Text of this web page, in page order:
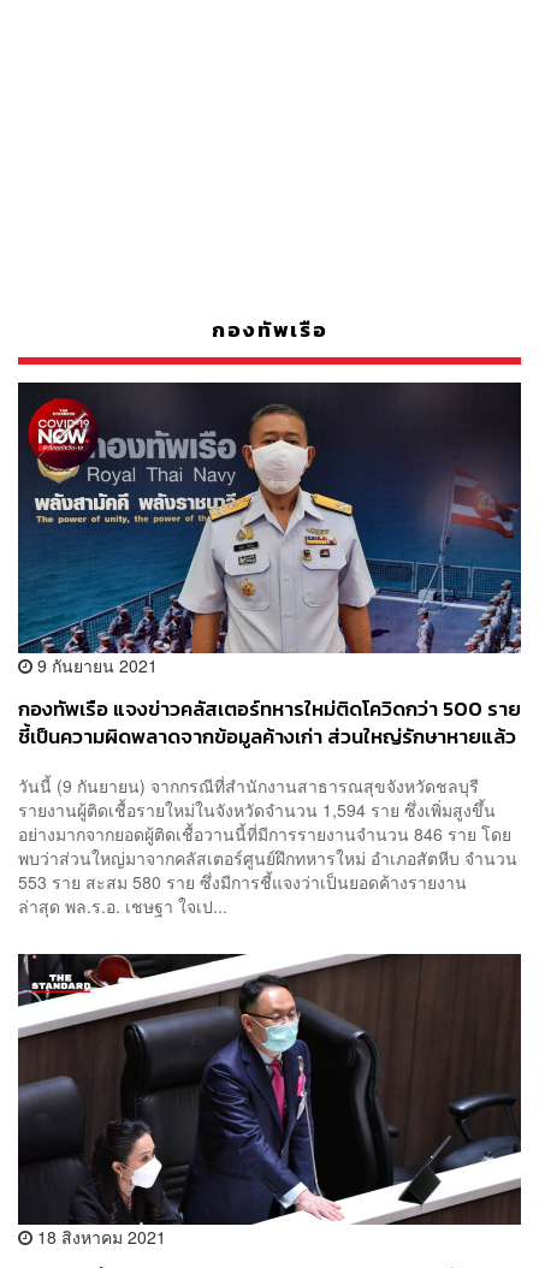
กองทัพเรือ
9 กันยายน 2021
กองทัพเรือ แจงข่าวคลัสเตอร์ทหารใหม่ติดโควิดกว่า 500 ราย
ชี้เป็นความผิดพลาดจากข้อมูลค้างเก่า ส่วนใหญ่รักษาหายแล้ว
วันนี้ (9 กันยายน) จากกรณีที่สำนักงานสาธารณสุขจังหวัดชลบุรี
รายงานผู้ติดเชื้อรายใหม่ในจังหวัดจำนวน 1,594 ราย ซึ่งเพิ่มสูงขึ้น
อย่างมากจากยอดผู้ติดเชื้อวานนี้ที่มีการรายงานจำนวน 846 ราย โดย
พบว่าส่วนใหญ่มาจากคลัสเตอร์ศูนย์ฝึกทหารใหม่ อำเภอสัตหีบ จำนวน
553 ราย สะสม 580 ราย ซึ่งมีการชี้แจงว่าเป็นยอดค้างรายงาน
ล่าสุด พล.ร.อ. เชษฐา ใจเป...
18 สิงหาคม 2021